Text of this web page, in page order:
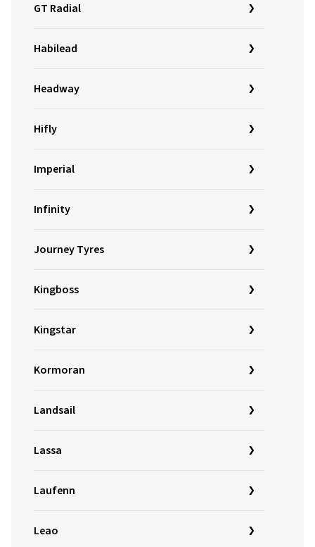
GT Radial
Habilead
Headway
Hifly
Imperial
Infinity
Journey Tyres
Kingboss
Kingstar
Kormoran
Landsail
Lassa
Laufenn
Leao